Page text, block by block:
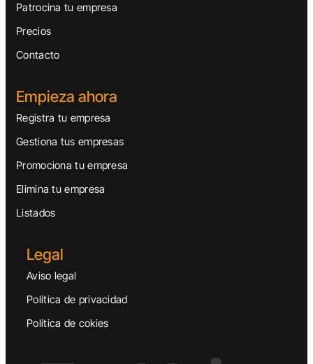
Patrocina tu empresa
Precios
Contacto
Empieza ahora
Registra tu empresa
Gestiona tus empresas
Promociona tu empresa
Elimina tu empresa
Listados
Legal
Aviso legal
Política de privacidad
Política de cokies